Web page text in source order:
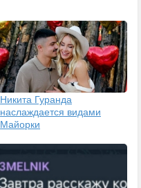
Никита Гуранда
наслаждается видами
Майорки